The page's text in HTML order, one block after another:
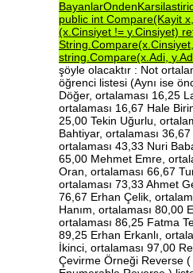
public int Compare(Kayit x,
(x.Cinsiyet != y.Cinsiyet)
String.Compare(x.Cinsiyet,
string.Compare(x.Adi,
şöyle olacaktır : Not
öğrenci listesi (Aynı ise
Döğer, ortalaması 16,25
ortalaması 16,67 Hale
25,00 Tekin Uğurlu,
Bahtiyar, ortalaması 36,67
ortalaması 43,33 Nuri
65,00 Mehmet Emre,
Oran, ortalaması 66,67
ortalaması 73,33 Ahmet
76,67 Erhan Çelik,
Hanım, ortalaması 80,00
ortalaması 86,25 Fatma
89,25 Erhan Erkanlı,
İkinci, ortalaması 97,00
Çevirme Örneği Reverse (